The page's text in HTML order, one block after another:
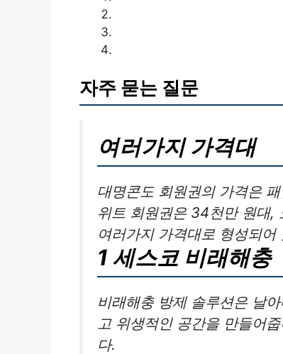
자주 묻는 질문
여러가지 가격대
대명콘도 회원권의 가격은
위트 회원권은 34천만 원대,
여러가지 가격대로 형성되
1 세스코 비래해충
비래해충 방제 솔루션은 날
고 위생적인 공간을 만들어
다.